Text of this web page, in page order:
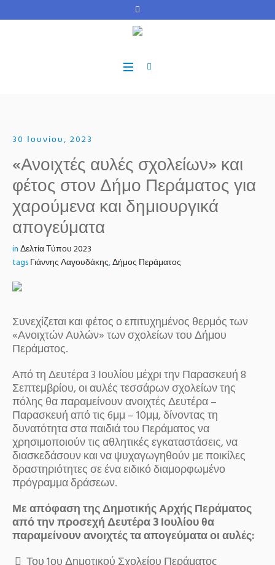
30 Ιουνίου, 2023
«Ανοιχτές αυλές σχολείων» και
φέτος στον Δήμο Περάματος για
χαρούμενα και δημιουργικά
απογεύματα
inΔελτία Τύπου 2023
tagsΓιάννης Λαγουδάκης,Δήμος Περάματος
Συνεχίζεται και φέτος ο επιτυχημένος θερμός των
«Ανοιχτών Αυλών» των σχολείων του Δήμου
Περάματος.
Από τη Δευτέρα 3 Ιουλίου μέχρι την Παρασκευή 8
Σεπτεμβρίου, οι αυλές τεσσάρων σχολείων της
πόλης θα παραμείνουν ανοιχτές Δευτέρα –
Παρασκευή από τις 6μμ – 10μμ, δίνοντας τη
δυνατότητα στα παιδιά του Περάματος να
χρησιμοποιούν τις αθλητικές εγκαταστάσεις, να
διασκεδάσουν και να ψυχαγωγηθούν με ποικίλες
δραστηριότητες σε ένα ειδικό διαμορφωμένο
πρόγραμμα δράσεων.
Με απόφαση της Δημοτικής Αρχής Περάματος
από την προσεχή Δευτέρα 3 Ιουλίου θα
παραμείνουν ανοιχτές τα απογεύματα οι αυλές: